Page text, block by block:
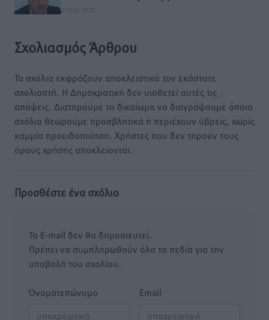
31.07.26 · 07:55
Σχολιασμός Άρθρου
Τα σχόλια εκφράζουν αποκλειστικά τον εκάστοτε
σχολιαστή. Η Δημοκρατική δεν υιοθετεί αυτές τις
απόψεις. Διατηρούμε το δικαίωμα να διαγράψουμε όποια
σχόλια θεωρούμε προσβλητικά ή περιέχουν ύβρεις, χωρίς
καμμία προειδοποίηση. Χρήστες που δεν τηρούν τους
όρους χρήσης αποκλείονται.
Προσθέστε ένα σχόλιο
Το E-mail δεν θα δημοσιευτεί.
Πρέπει να συμπληρωθούν όλα τα πεδία για την
υποβολή του σχολίου.
Όνοματεπώνυμο Email